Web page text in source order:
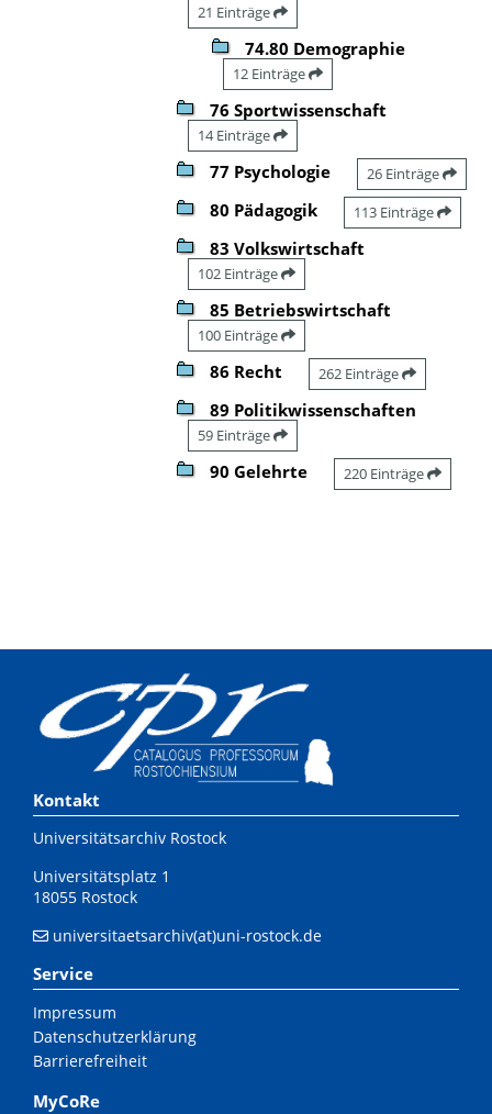
21 Einträge
74.80 Demographie
12 Einträge
76 Sportwissenschaft
14 Einträge
77 Psychologie 26 Einträge
80 Pädagogik 113 Einträge
83 Volkswirtschaft
102 Einträge
85 Betriebswirtschaft
100 Einträge
86 Recht 262 Einträge
89 Politikwissenschaften
59 Einträge
90 Gelehrte 220 Einträge
Kontakt
Universitätsarchiv Rostock
Universitätsplatz 1
18055 Rostock
universitaetsarchiv(at)uni-rostock.de
Service
Impressum
Datenschutzerklärung
Barrierefreiheit
MyCoRe